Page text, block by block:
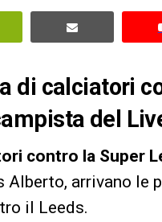
di calciatori
del
contro la Super
arrivano le
il Leeds.